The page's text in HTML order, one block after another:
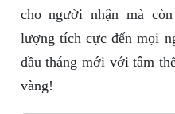
cho người nhận mà
lượng tích cực đến mọi
đầu tháng mới với tâm
vàng!